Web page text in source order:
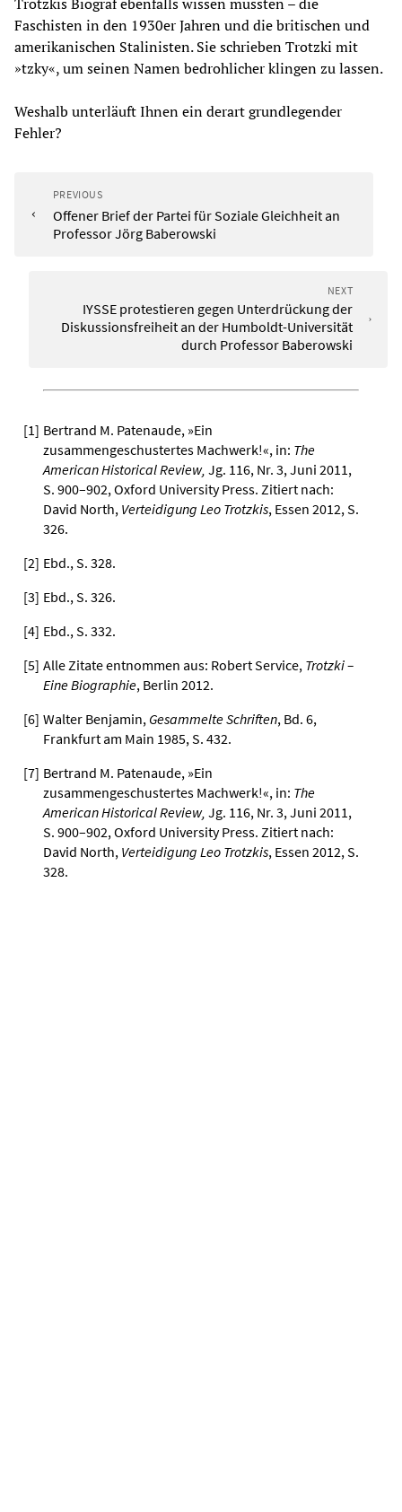
Faschisten in den 1930er Jahren und die britischen und
amerikanischen Stalinisten. Sie schrieben Trotzki mit
»tzky«, um seinen Namen bedrohlicher klingen zu lassen.
Weshalb unterläuft Ihnen ein derart grundlegender
Fehler?
PREVIOUS
Offener Brief der Partei für Soziale Gleichheit an
Professor Jörg Baberowski
NEXT
IYSSE protestieren gegen Unterdrückung der
Diskussionsfreiheit an der Humboldt-Universität
durch Professor Baberowski
[1] Bertrand M. Patenaude, »Ein
zusammengeschustertes Machwerk!«, in: The
American Historical Review, Jg. 116, Nr. 3, Juni 2011,
S. 900–902, Oxford University Press. Zitiert nach:
David North, Verteidigung Leo Trotzkis, Essen 2012, S.
326.
[2] Ebd., S. 328.
[3] Ebd., S. 326.
[4] Ebd., S. 332.
[5] Alle Zitate entnommen aus: Robert Service, Trotzki –
Eine Biographie, Berlin 2012.
[6] Walter Benjamin, Gesammelte Schriften, Bd. 6,
Frankfurt am Main 1985, S. 432.
[7] Bertrand M. Patenaude, »Ein
zusammengeschustertes Machwerk!«, in: The
American Historical Review, Jg. 116, Nr. 3, Juni 2011,
S. 900–902, Oxford University Press. Zitiert nach:
David North, Verteidigung Leo Trotzkis, Essen 2012, S.
328.